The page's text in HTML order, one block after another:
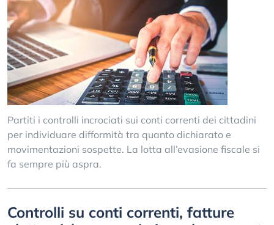
Partiti i controlli incrociati sui conti correnti dei cittadini
per individuare difformità tra quanto dichiarato e
movimentazioni sospette. La lotta all’evasione fiscale si
fa sempre più aspra.
Controlli su conti correnti, fatture